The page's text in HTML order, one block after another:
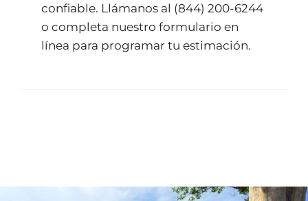
confiable. Llámanos al (844) 200-6244
o completa nuestro formulario en
línea para programar tu estimación.